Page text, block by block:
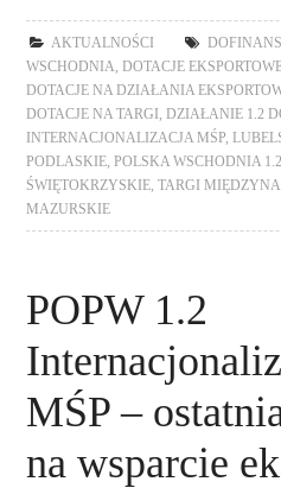
AKTUALNOŚCI
WSCHODNIA ,DOTACJE
DOTACJE NA DZIAŁANIA
DOTACJE NA TARGI
,DZIAŁANIE 1.2
INTERNACJONALIZACJA MŚP ,
PODLASKIE ,POLSKA WSCHODNIA 1.2
ŚWIĘTOKRZYSKIE ,TARGI
MAZURSKIE
POPW 1.2
MŚP –
na wsparcie